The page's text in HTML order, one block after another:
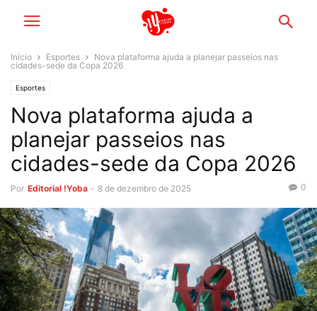
Início Esportes
Nova plataforma ajuda a planejar passeios nas
cidades-sede da Copa 2026
Esportes
Nova plataforma ajuda a
planejar passeios nas
cidades-sede da Copa 2026
Por Editorial !Yoba - 8 de dezembro de 2025 0